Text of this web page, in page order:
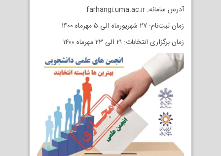
آدرس سامانه: farhangi.uma.ac.ir
زمان ثبت‌نام: ۲۷ شهریورماه الی ۵ مهرماه ۱۴۰۰
زمان برگزاری انتخابات: ۲۱ الی ۲۳ مهرماه ۱۴۰۰